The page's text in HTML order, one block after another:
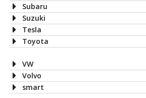
Subaru
Suzuki
Tesla
Toyota
VW
Volvo
smart